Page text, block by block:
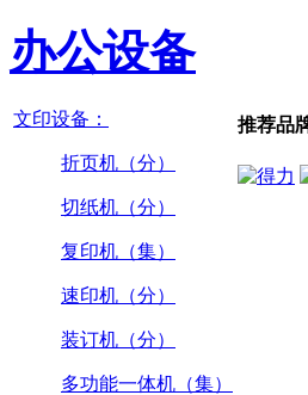
办公设备
文印设备：
折页机（分）
切纸机（分）
复印机（集）
速印机（分）
装订机（分）
多功能一体机（集）
推荐品